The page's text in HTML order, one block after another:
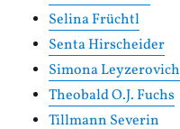
Selina Früchtl
Senta Hirscheider
Simona Leyzerovich
Theobald O.J. Fuchs
Tillmann Severin